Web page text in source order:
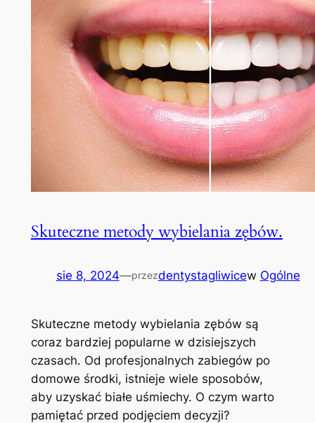
Skuteczne metody wybielania zębów.
sie 8, 2024—przezdentystagliwicew Ogólne
Skuteczne metody wybielania zębów są
coraz bardziej popularne w dzisiejszych
czasach. Od profesjonalnych zabiegów po
domowe środki, istnieje wiele sposobów,
aby uzyskać białe uśmiechy. O czym warto
pamiętać przed podjęciem decyzji?